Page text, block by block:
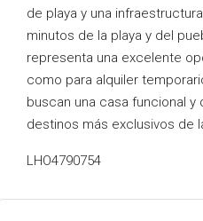
de playa y una
minutos de la playa y del
representa una excelente
como para alquiler
buscan una casa funcional
destinos más exclusivos de
LHO4790754